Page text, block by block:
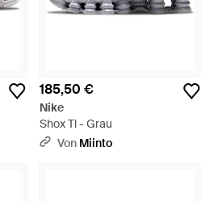
185,50 €
Nike
Shox Tl - Grau
Von Miinto